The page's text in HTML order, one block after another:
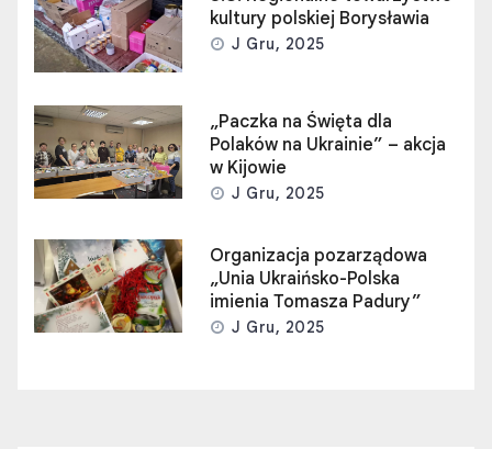
kultury polskiej Borysławia
J Gru, 2025
„Paczka na Święta dla
Polaków na Ukrainie” – akcja
w Kijowie
J Gru, 2025
Organizacja pozarządowa
„Unia Ukraińsko-Polska
imienia Tomasza Padury”
J Gru, 2025